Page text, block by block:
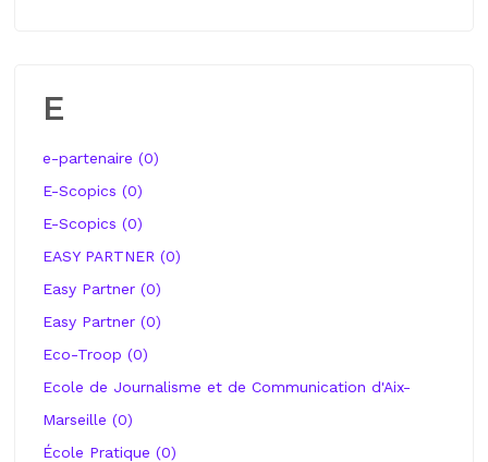
E
e-partenaire (0)
E-Scopics (0)
E-Scopics (0)
EASY PARTNER (0)
Easy Partner (0)
Easy Partner (0)
Eco-Troop (0)
Ecole de Journalisme et de Communication d'Aix-
Marseille (0)
École Pratique (0)